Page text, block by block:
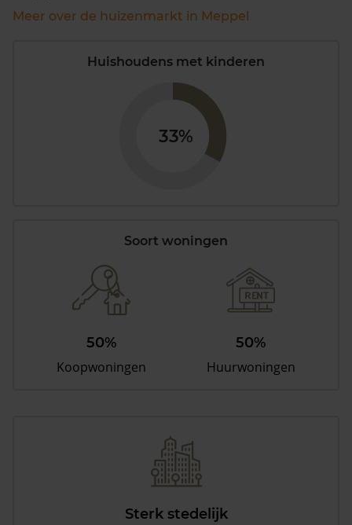
Meer over de huizenmarkt in Meppel
Huishoudens met kinderen
33%
Soort woningen
50%
Koopwoningen
50%
Huurwoningen
Sterk stedelijk